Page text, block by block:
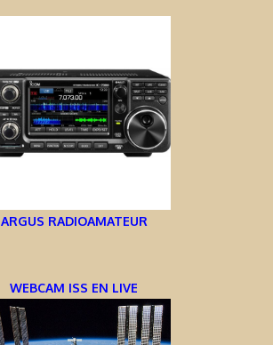
ARGUS RADIOAMATEUR
WEBCAM ISS EN LIVE